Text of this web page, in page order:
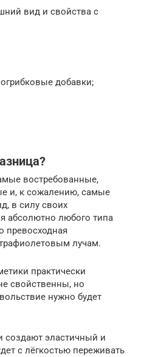
вид и свойства с
добавки;
востребованные,
и, к сожалению, самые
в силу своих
абсолютно любого типа
превосходная
лучам.
практически
свойственны, но
нужно будет
создают эластичный и
с лёгкостью переживать